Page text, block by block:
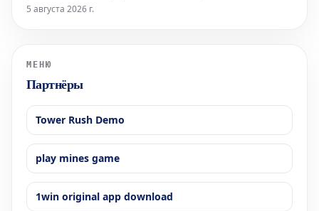
искусств, объявил о значительном расширении своей
5 августа 2026 г.
МЕНЮ
Партнёры
Tower Rush Demo
play mines game
1win original app download